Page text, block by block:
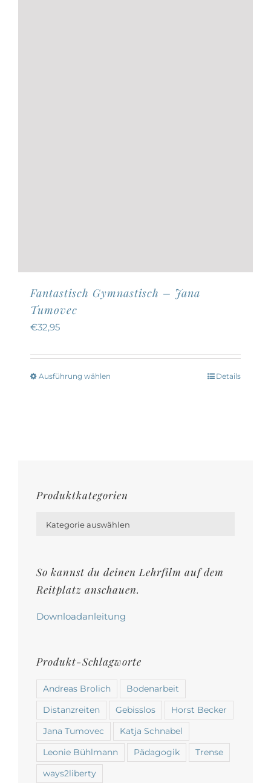
Fantastisch Gymnastisch – Jana
Tumovec
€32,95
Ausführung wählen
können
Produktseite
gewählt
werden
Details
Produktkategorien
Kategorie auswählen
So kannst du deinen Lehrfilm auf dem
Reitplatz anschauen.
Downloadanleitung
Produkt-Schlagworte
Andreas Brolich Bodenarbeit
Distanzreiten Gebisslos Horst Becker
Jana Tumovec Katja Schnabel
Leonie Bühlmann Pädagogik Trense
ways2liberty